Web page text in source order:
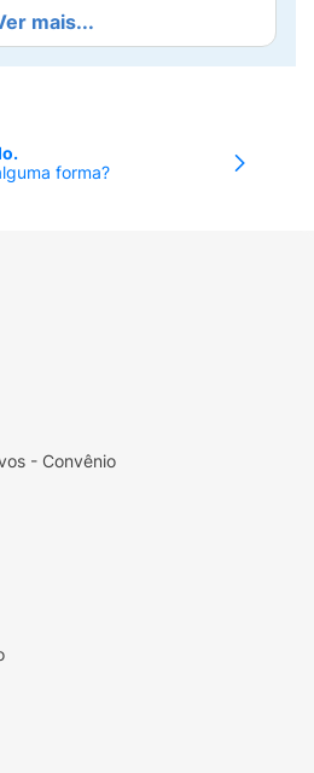
de pequenas
com miolos
verdes. Para deixar o
adiciona um brilho
maciez extrema e um
que proporciona a
para as meninas
à vontade.
Estampa floral super
lookinhos cheios de
toque de glamour e
Havaianas:
mais...
forma?
- Convênio